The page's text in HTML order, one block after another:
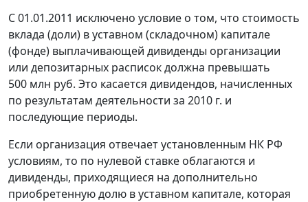
С 01.01.2011 исключено условие о том, что стоимость
вклада (доли) в уставном (складочном) капитале
(фонде) выплачивающей дивиденды организации
или депозитарных расписок должна превышать
500 млн руб. Это касается дивидендов, начисленных
по результатам деятельности за 2010 г. и
последующие периоды.
Если организация отвечает установленным НК РФ
условиям, то по нулевой ставке облагаются и
дивиденды, приходящиеся на дополнительно
приобретенную долю в уставном капитале, которая